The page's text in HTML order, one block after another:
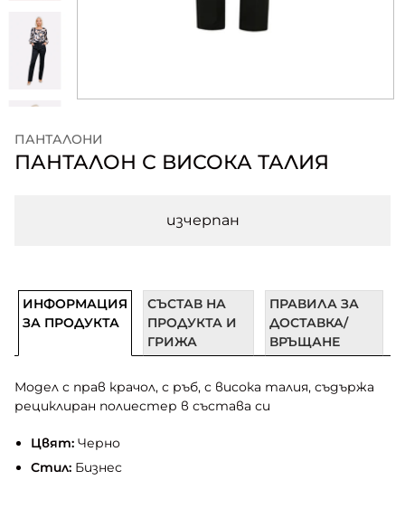
ПАНТАЛОНИ
ПАНТАЛОН С ВИСОКА ТАЛИЯ
изчерпан
ИНФОРМАЦИЯ
ЗА ПРОДУКТА
СЪСТАВ НА
ПРОДУКТА И
ГРИЖА
ПРАВИЛА ЗА
ДОСТАВКА/
ВРЪЩАНЕ
Модел с прав крачол, с ръб, с висока талия, съдържа
рециклиран полиестер в състава си
Цвят:Черно
Стил:Бизнес